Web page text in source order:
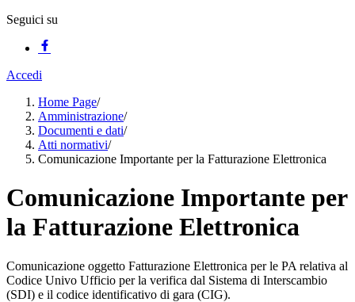
Seguici su
Accedi
Home Page/
Amministrazione/
Documenti e dati/
Atti normativi/
Comunicazione Importante per la Fatturazione Elettronica
Comunicazione Importante per
la Fatturazione Elettronica
Comunicazione oggetto Fatturazione Elettronica per le PA relativa al
Codice Univo Ufficio per la verifica dal Sistema di Interscambio
(SDI) e il codice identificativo di gara (CIG).